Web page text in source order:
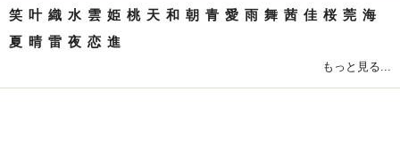
笑 叶 織 水 雲 姫 桃 天 和 朝 青 愛 雨 舞 茜 佳 桜 莞 海
夏 晴 雷 夜 恋 進
もっと見る...